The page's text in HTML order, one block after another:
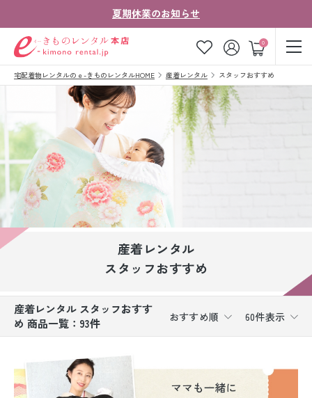
夏期休業のお知らせ
0
ゲスト
お気に入り ログイン カート
ご注文の流れ
会社案内 よくあるご質問
きものコラム
お問い合わせ
お客様はこちら
振袖レンタル
卒業式袴レンタル
産着レンタル
宅配着物レンタルのｅ-きものレンタルHOME 産着レンタル スタッフおすすめ
産着レンタル
スタッフおすすめ
産着レンタル スタッフおすす
め 商品一覧：93件
おすすめ順 60件表示